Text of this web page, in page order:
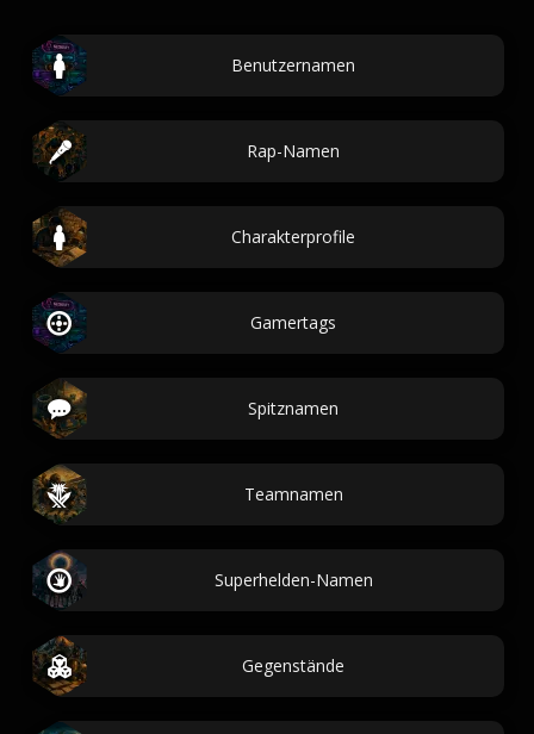
Benutzernamen
Rap-Namen
Charakterprofile
Gamertags
Spitznamen
Teamnamen
Superhelden-Namen
Gegenstände